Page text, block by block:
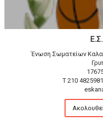
Ένωση Σωματείων
T 210